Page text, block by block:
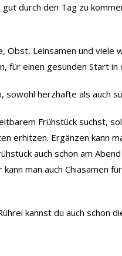
durch den Tag zu
Obst, Leinsamen und viele
für einen gesunden Start in
herzhafte als auch
Frühstück suchst,
erhitzen. Ergänzen kann
auch schon am
man auch Chiasamen
kannst du auch schon